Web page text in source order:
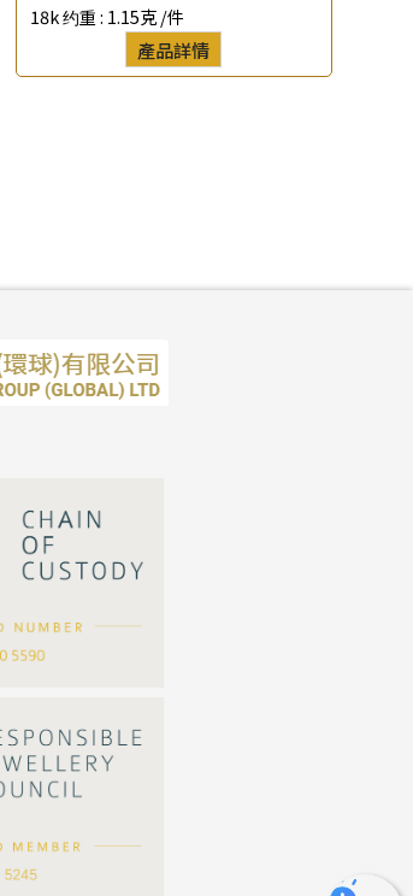
18k 约重 : 1.15克 /件
產品詳情
*你的名字
公司名稱